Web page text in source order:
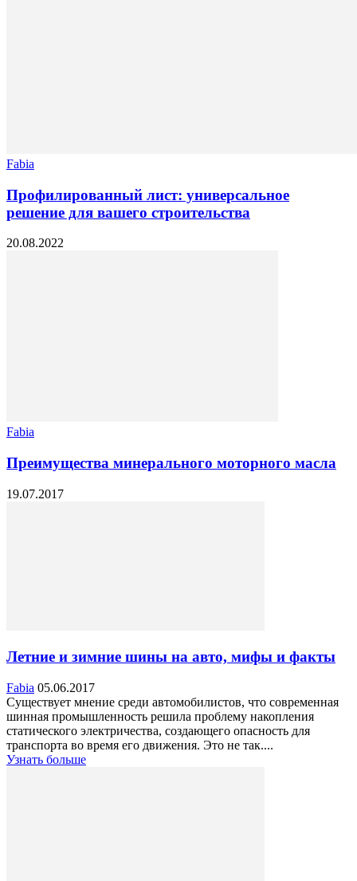
Fabia
Профилированный лист: универсальное
решение для вашего строительства
20.08.2022
Fabia
Преимущества минерального моторного масла
19.07.2017
Летние и зимние шины на авто, мифы и факты
Fabia 05.06.2017
Существует мнение среди автомобилистов, что современная
шинная промышленность решила проблему накопления
статического электричества, создающего опасность для
транспорта во время его движения. Это не так....
Узнать больше